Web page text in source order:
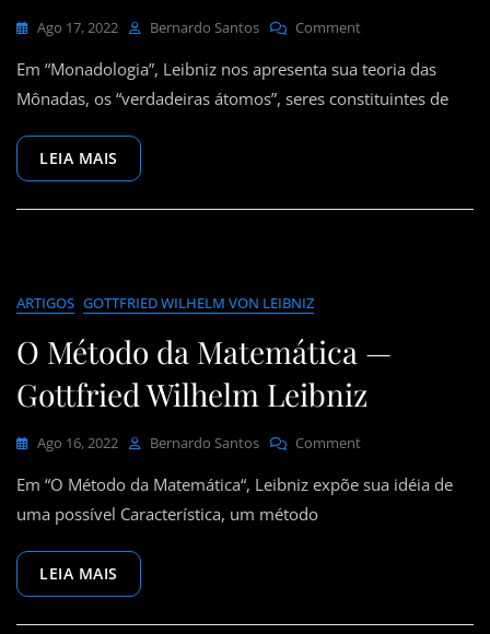
Ago 17, 2022 Bernardo Santos CommentOn
—
Gottfried
Em “Monadologia”, Leibniz nos apresenta sua teoria das
Mônadas, os “verdadeiras átomos”, seres constituintes de
LEIA MAIS
ARTIGOS GOTTFRIED WILHELM VON LEIBNIZ
O Método da Matemática —
Gottfried Wilhelm Leibniz
Ago 16, 2022 Bernardo Santos CommentOn
Método
Em “O Método da Matemática“, Leibniz expõe sua idéia de
uma possível Característica, um método
LEIA MAIS